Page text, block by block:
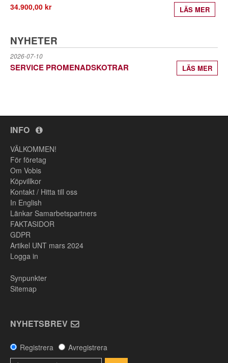
34.900,00 kr
LÄS MER
NYHETER
2026-07-10
SERVICE PROMENADSKOTRAR LÄS MER
INFO
VÄLKOMMEN!
För företag
Om Vobis
Köpvillkor
Kontakt / Hitta till oss
In English
Länkar Samarbetspartners
FAKTASIDOR
GDPR
Artikel UNT mars 2024
Logga in
Synpunkter
Sitemap
NYHETSBREV
Registrera
Avregistrera